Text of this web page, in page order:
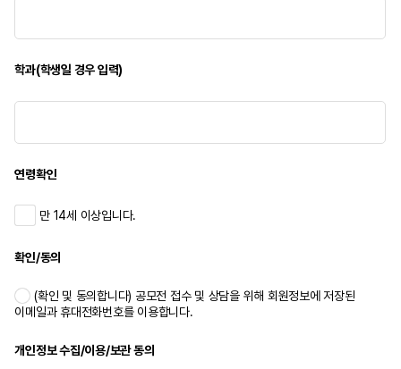
학과(학생일 경우 입력)
연령확인
만 14세 이상입니다.
확인/동의
(확인 및 동의합니다) 공모전 접수 및 상담을 위해 회원정보에 저장된
이메일과 휴대전화번호를 이용합니다.
개인정보 수집/이용/보관 동의